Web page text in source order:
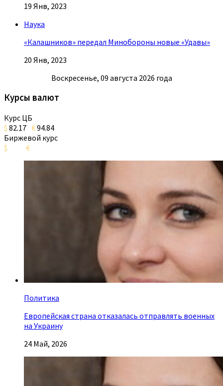
19 Янв, 2023
Наука
«Калашников» передал Минобороны новые «Удавы»
20 Янв, 2023
Воскресенье, 09 августа 2026 года
Курсы валют
Курс ЦБ
$ 82.17 €94.84
Биржевой курс
$
€
Политика
Европейская страна отказалась отправлять военных
на Украину
24 Май, 2026